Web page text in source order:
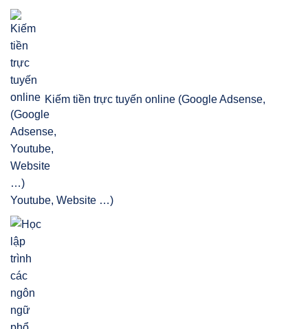
Kiếm tiền trực tuyến online (Google Adsense,
Youtube, Website …)